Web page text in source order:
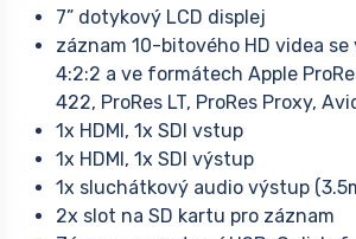
7” dotykový LCD displej
záznam 10-bitového HD videa se
4:2:2 a ve formátech Apple
422, ProRes LT, ProRes Proxy,
1x HDMI, 1x SDI vstup
1x HDMI, 1x SDI výstup
1x sluchátkový audio výstup
2x slot na SD kartu pro záznam